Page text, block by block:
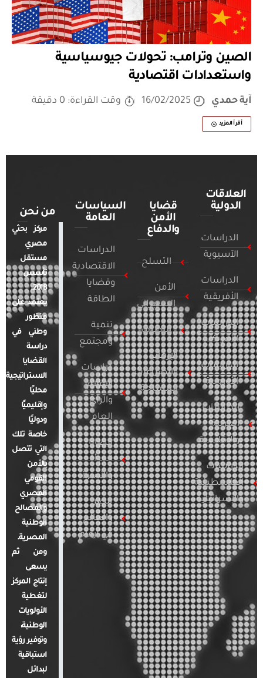
الصين وترامب: تحولات جيوسياسية
واستعدادات اقتصادية
آية حمدي 16/02/2025 وقت القراءة: 0 دقيقة
أقرأ المزيد
العلاقات
الدولية
الدراسات
الآسيوية
الدراسات
الأفريقية
الدراسات
الأمريكية
الدراسات
الأوروبية
الدراسات
العربية
والإقليمية
الدراسات
الفلسطينية
والإسرائيلية
قضايا
الأمن
والدفاع
التسلح
الأمن
السيبراني
التطرف
الإرهاب
والصراعات
المسلحة
السياسات
العامة
الدراسات
الاقتصادية
وقضايا
الطاقة
تنمية
ومجتمع
دراسات
الإعلام
والرأي
العام
قضايا
المرأة
والأسرة
مصر
والعالم
في أرقام
من نحن
مركز بحثي
مصري
مستقل
تأسس
2018.
يعتمد على
منظور
وطني في
دراسة
القضايا
الاستراتيجية
محليًا
وإقليميًا
ودوليًا
خاصة تلك
التي تتصل
بالأمن
القومي
المصري
والمصالح
الوطنية
المصرية.
ومن ثم
يسعى
إنتاج المركز
لتغطية
الأولويات
الوطنية،
وتوفير رؤية
استباقية
لبدائل